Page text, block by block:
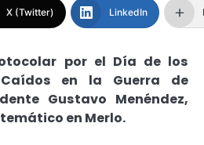
X (Twitter) LinkedIn
por el Día de los
en la Guerra de
Gustavo Menéndez,
en Merlo.